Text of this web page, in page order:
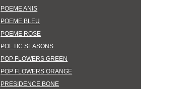
POEME ANIS
POEME BLEU
POEME ROSE
POETIC SEASONS
POP FLOWERS GREEN
POP FLOWERS ORANGE
PRESIDENCE BONE